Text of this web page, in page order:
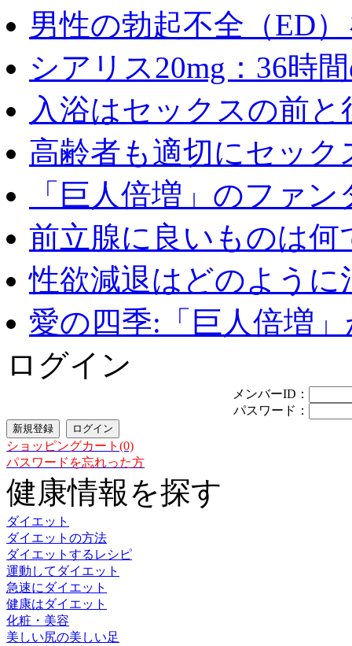
男性の勃起不全（ED
シアリス20mg：36時
入浴はセックスの前と
高齢者も適切にセック
「巨人倍増」のファ
前立腺に良いものは何
性欲減退はどのように
愛の四季:「巨人倍増
ログイン
メンバーID：
パスワード：
ショッピングカート(0)
パスワードを忘れった方
健康情報を探す
ダイエット
ダイエットの方法
ダイエットするレシピ
運動してダイエット
急速にダイエット
健康はダイエット
化粧・美容
美しい尻の美しい足